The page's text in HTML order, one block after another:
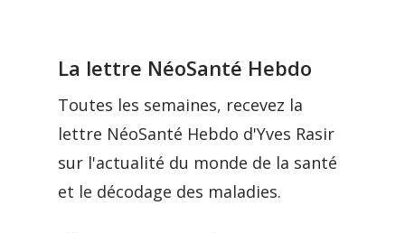
La lettre NéoSanté Hebdo
Toutes les semaines, recevez la
lettre NéoSanté Hebdo d'Yves Rasir
sur l'actualité du monde de la santé
et le décodage des maladies.